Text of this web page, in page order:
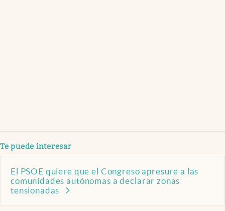
Te puede interesar
El PSOE quiere que el Congreso apresure a las
comunidades autónomas a declarar zonas
tensionadas